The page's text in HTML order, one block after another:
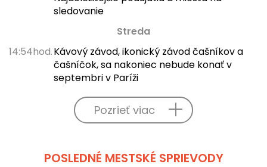
sledovanie
Streda
14:54hod.Kávový závod, ikonický závod čašníkov a
čašníčok, sa nakoniec nebude konať v
septembri v Paríži
Pozrieť viac
POSLEDNÉ MESTSKÉ SPRIEVODY